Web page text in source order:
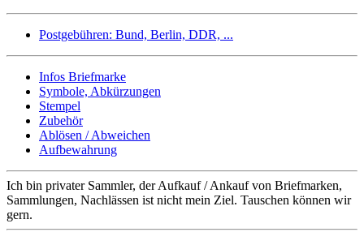
Postgebühren: Bund, Berlin, DDR, ...
Infos Briefmarke
Symbole, Abkürzungen
Stempel
Zubehör
Ablösen / Abweichen
Aufbewahrung
Ich bin privater Sammler, der Aufkauf / Ankauf von Briefmarken,
Sammlungen, Nachlässen ist nicht mein Ziel. Tauschen können wir
gern.